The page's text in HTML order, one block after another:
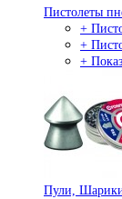
Пистолеты
+
+
+
Пули,